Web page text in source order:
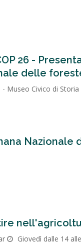
26 -
delle
- Museo Civico di
Nazionale
Giovedì dalle 14